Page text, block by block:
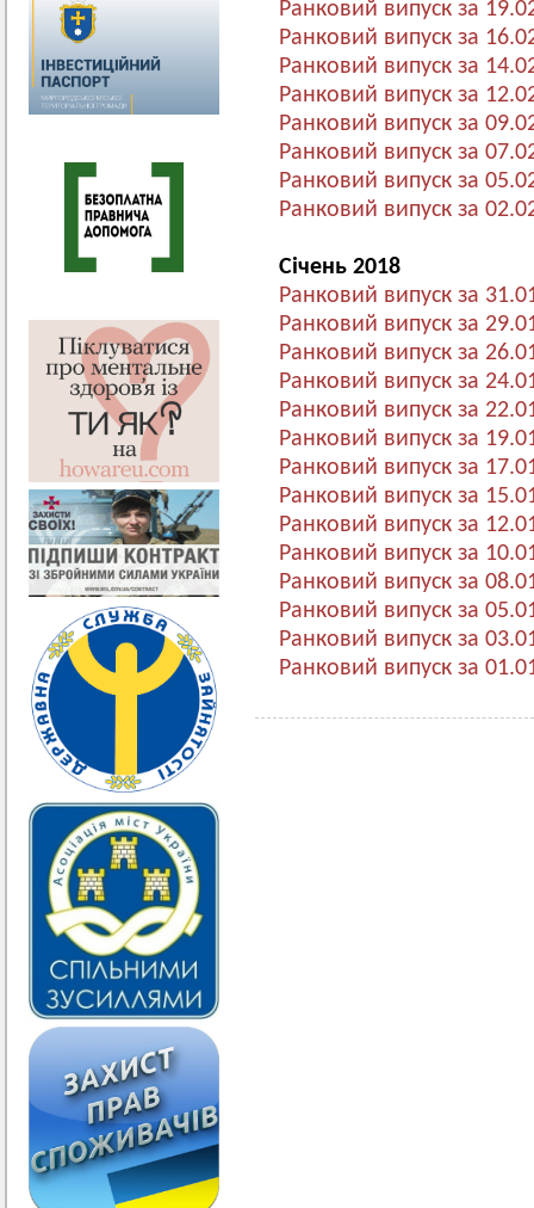
Ранковий випуск за
Ранковий випуск за
Ранковий випуск за
Ранковий випуск за
Ранковий випуск за
Ранковий випуск за
Ранковий випуск за
Ранковий випуск за
Січень 2018
Ранковий випуск за
Ранковий випуск за
Ранковий випуск за
Ранковий випуск за
Ранковий випуск за
Ранковий випуск за
Ранковий випуск за
Ранковий випуск за
Ранковий випуск за
Ранковий випуск за
Ранковий випуск за
Ранковий випуск за
Ранковий випуск за
Ранковий випуск за